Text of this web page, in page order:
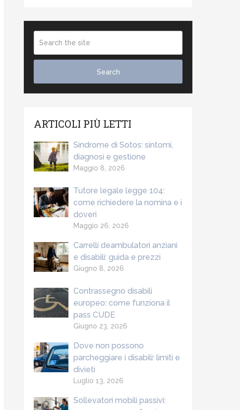
ARTICOLI PIÙ LETTI
Sindrome di Sotos: sintomi,
diagnosi e gestione
Maggio 8, 2026
Tutore legale legge 104:
come richiedere la nomina e i
doveri
Maggio 26, 2026
Carrelli deambulatori anziani
e disabili: guida e prezzi
Giugno 8, 2026
Contrassegno disabili
europeo: come funziona il
pass CUDE
Giugno 23, 2026
Dove non possono
parcheggiare i disabili: limiti e
divieti
Luglio 13, 2026
Sollevatori mobili passivi: